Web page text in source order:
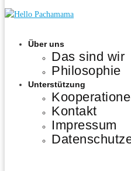
Über uns
Das sind wir
Philosophie
Unterstützung
Kontakt
Impressum